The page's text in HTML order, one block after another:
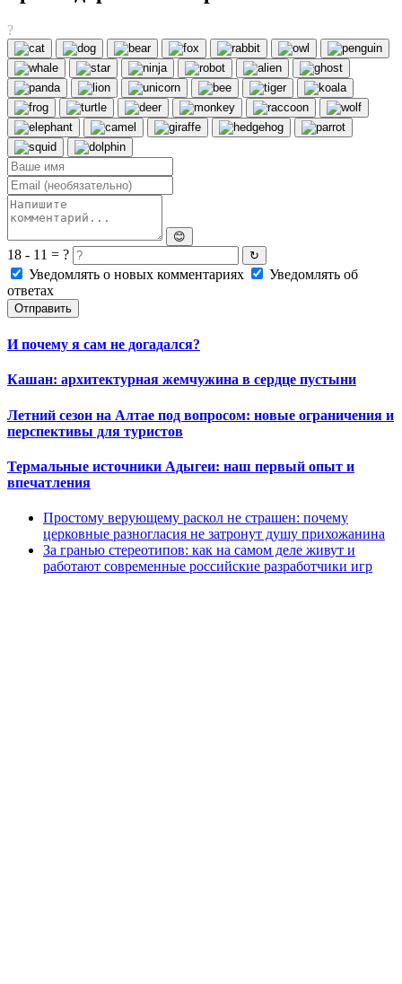
?
😊
18 - 11 = ? ↻
Уведомлять о новых комментариях
Уведомлять об
ответах
Отправить
И почему я сам не догадался?
Кашан: архитектурная жемчужина в сердце пустыни
Летний сезон на Алтае под вопросом: новые ограничения и
перспективы для туристов
Термальные источники Адыгеи: наш первый опыт и
впечатления
Простому верующему раскол не страшен: почему
церковные разногласия не затронут душу прихожанина
За гранью стереотипов: как на самом деле живут и
работают современные российские разработчики игр